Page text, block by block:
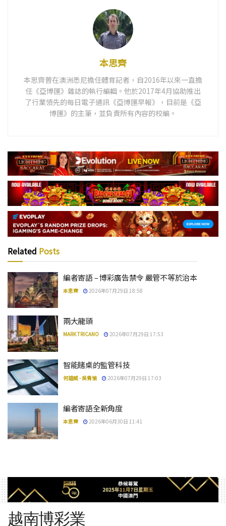
本思齊
本思齊曾在澳洲悉尼擔任體育記者，自2016年以來一直擔
任《亞博匯》雜誌的執行編輯。他於2017年4月協助推出
了行業領先的每日電子通訊《亞博匯早報》，目前是《亞
博匯》的主筆，並負責所有內容的校編。
Related Posts
編者寄語 – 博彩廣告禁令 嚴管不等於治本
本思齊 2026年07月29日 18:58
兩大龍頭
MARK TRICANO 2026年07月29日 17:53
智能賭桌的監管科技
何雄威 - 吳青愉 2026年07月29日 17:03
編者寄語全新角度
本思齊 2026年06月30日 11:41
越南博彩業